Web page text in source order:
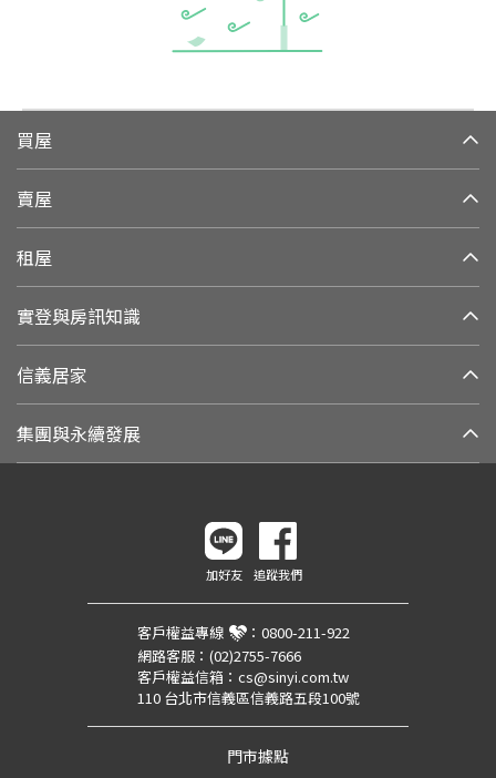
買屋
賣屋
租屋
實登與房訊知識
信義居家
集團與永續發展
加好友 追蹤我們
客戶權益專線 ： 0800-211-922
網路客服： (02)2755-7666
客戶權益信箱： cs@sinyi.com.tw
110 台北市信義區信義路五段100號
門市據點